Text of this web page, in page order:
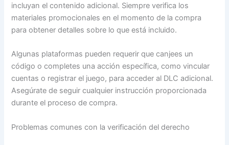
incluyan el contenido adicional. Siempre verifica los
materiales promocionales en el momento de la compra
para obtener detalles sobre lo que está incluido.
Algunas plataformas pueden requerir que canjees un
código o completes una acción específica, como vincular
cuentas o registrar el juego, para acceder al DLC adicional.
Asegúrate de seguir cualquier instrucción proporcionada
durante el proceso de compra.
Problemas comunes con la verificación del derecho